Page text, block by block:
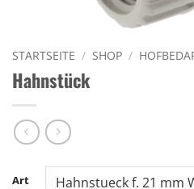
STARTSEITE / SHOP /
Hahnstück
Art